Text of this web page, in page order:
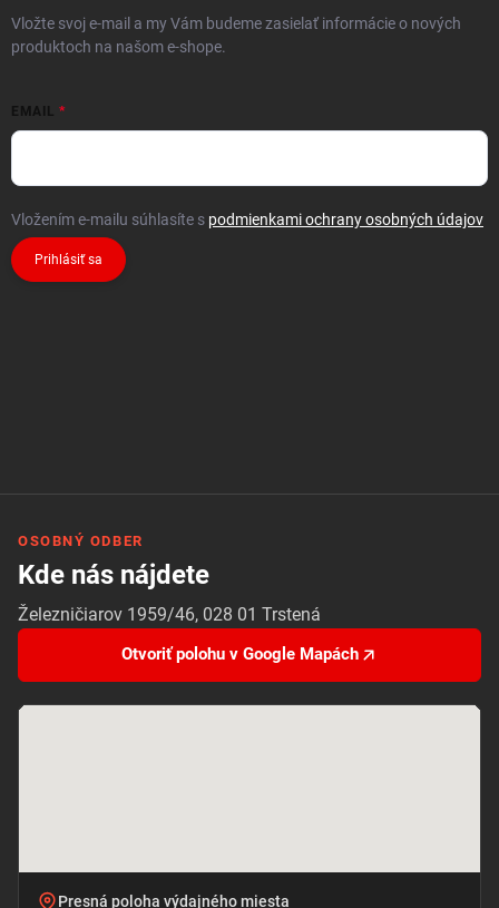
Vložte svoj e-mail a my Vám budeme zasielať informácie o nových
produktoch na našom e-shope.
EMAIL
Vložením e-mailu súhlasíte s podmienkami ochrany osobných údajov
Prihlásiť sa
OSOBNÝ ODBER
Kde nás nájdete
Železničiarov 1959/46, 028 01 Trstená
Otvoriť polohu v Google Mapách
Presná poloha výdajného miesta